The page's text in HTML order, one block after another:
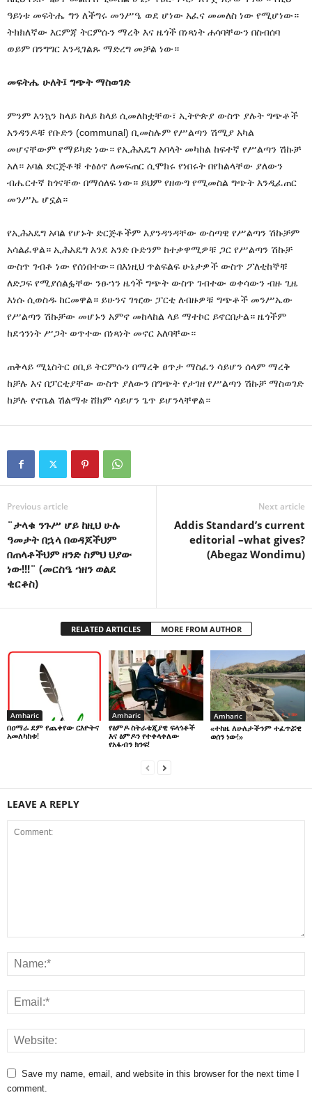
ዓይነቱ መፍትሔ ግን ለችግሩ መንሥዔ ወደ ሆነው አፈና መመለስ ነው የሚሆነው።
ትክክለኛው እርምጃ ትርምሱን ማረቅ እና ዜጎች በነጻነት ሐሳባቸውን በስብሰባ
ወይም በንግግር እንዲገልጹ ማድረግ መቻል ነው።
መፍትሔ ሁለት፤ ግጭት ማስወገድ
ምንም እንኳን ከላይ ከላይ ከላይ ሲመለከቷቸው፣ ኢትዮጵያ ውስጥ ያሉት ግጭቶች
አንዳንዶቹ የቡድን (communal) ቢመስሉም የሥልጣን ሽሚያ አካል
መሆናቸውም የማይካድ ነው። የኢሕአዴግ አባላት መካከል ከፍተኛ የሥልጣን ሽኩቻ
አለ። አባል ድርጅቶቹ ተፅዕኖ ለመፍጠር ሲሞክሩ የነበሩት በየክልላቸው ያለውን
ብሔርተኛ ከጎናቸው በማሰለፍ ነው። ይህም የዘውግ የሚመስል ግጭት እንዲፈጠር
መንሥኤ ሆኗል።
የኢሕአዴግ አባል የሆኑት ድርጅቶችም እያንዳንዳቸው ውስጣዊ የሥልጣን ሽኩቻም
አሳልፈዋል። ኢሕአዴግ እንደ አንድ ቡድንም ከተቃዋሚዎቹ ጋር የሥልጣን ሽኩቻ
ውስጥ ገብቶ ነው የሰነበተው። በእነዚህ ጥልፍልፍ ሁኔታዎች ውስጥ ፖለቲከኞቹ
ለድጋፍ የሚያሰልፏቸው ንፁኀን ዜጎች ግጭት ውስጥ ገብተው ወቀሳውን ብዙ ጊዜ
እነሱ ሲወስዱ ከርመዋል። ይሁንና ገዢው ፓርቲ ለብዙዎቹ ግጭቶች መንሥኤው
የሥልጣን ሽኩቻው መሆኑን አምኖ መከላከል ላይ ማተኮር ይኖርበታል። ዜጎችም
ከደኅንነት ሥጋት ወጥተው በነጻነት መኖር አለባቸው።
ጠቅላይ ሚኒስትር ዐቢይ ትርምሱን በማረቅ ፀጥታ ማስፈን ሳይሆን ሰላም ማረቅ
ከቻሉ እና በፓርቲያቸው ውስጥ ያለውን በግጭት የታገዘ የሥልጣን ሽኩቻ ማስወገድ
ከቻሉ የኖቤል ሽልማቱ ሸክም ሳይሆን ጌጥ ይሆንላቸዋል።
Previous article
¨ታላቁ ንጉሥ ሆይ ከዚህ ሁሉ
ዓመታት በኋላ በወዳጆችህም
በጠላቶችህም ዘንድ ስምህ ህያው
ነው!!!¨ (መርስዔ ኀዘን ወልደ
ቂርቆስ)
Next article
Addis Standard’s current
editorial –what gives?
(Abegaz Wondimu)
RELATED ARTICLES MORE FROM AUTHOR
Amharic
በዐማራ ደም የጨቀየው ርእዮትና
አመለካከቱ!
Amharic
የፅምዶ ስትራቴጂያዊ ፍላጎቶች
እና ፅምዶን የተቀላቀለው
የአፋብን ክንፍ!
Amharic
«ተከዜ ለሁለታችንም ተፈጥሯዊ
ወሰን ነው!»
LEAVE A REPLY
Save my name, email, and website in this browser for the next time I
comment.